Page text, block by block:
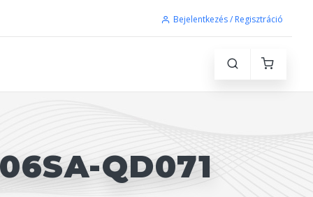
Bejelentkezés / Regisztráció
QD071